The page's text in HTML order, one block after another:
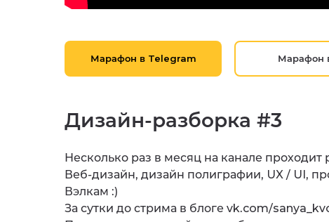
Марафон в Telegram Марафон
Дизайн-разборка #3
Несколько раз в месяц на канале
Веб-дизайн, дизайн полиграфии, UX / UI,
Вэлкам :)
За сутки до стрима в блоге vk.com/